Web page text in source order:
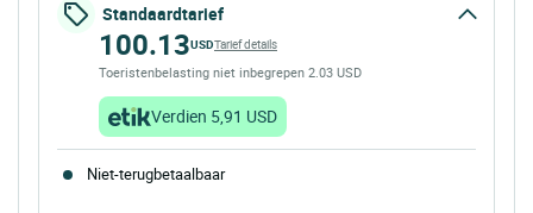
Standaardtarief
100.13USDTarief details
Toeristenbelasting niet inbegrepen 2.03 USD
Verdien 5,91 USD
Niet-terugbetaalbaar